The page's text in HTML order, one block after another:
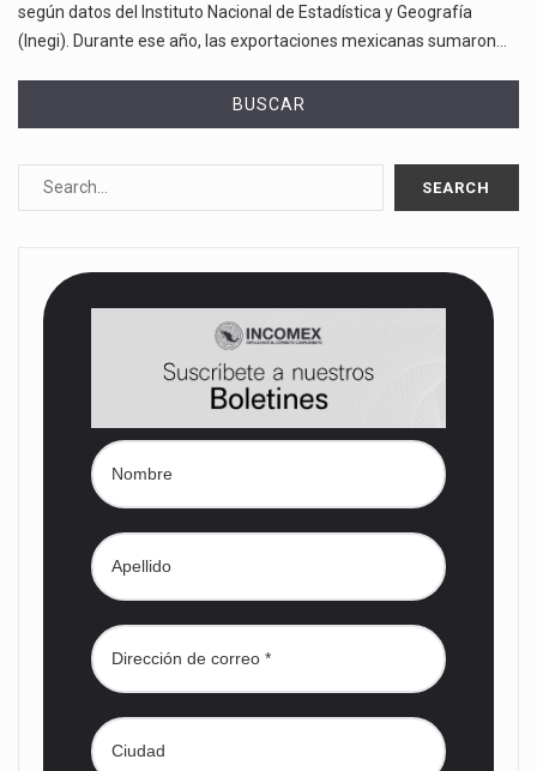
según datos del Instituto Nacional de Estadística y Geografía
(Inegi). Durante ese año, las exportaciones mexicanas sumaron…
BUSCAR